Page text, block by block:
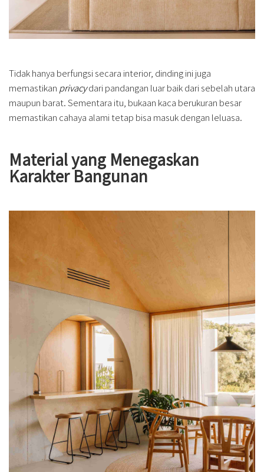
Tidak hanya berfungsi secara interior, dinding ini juga
memastikan privacydari pandangan luar baik dari sebelah utara
maupun barat. Sementara itu, bukaan kaca berukuran besar
memastikan cahaya alami tetap bisa masuk dengan leluasa.
Material yang Menegaskan
Karakter Bangunan